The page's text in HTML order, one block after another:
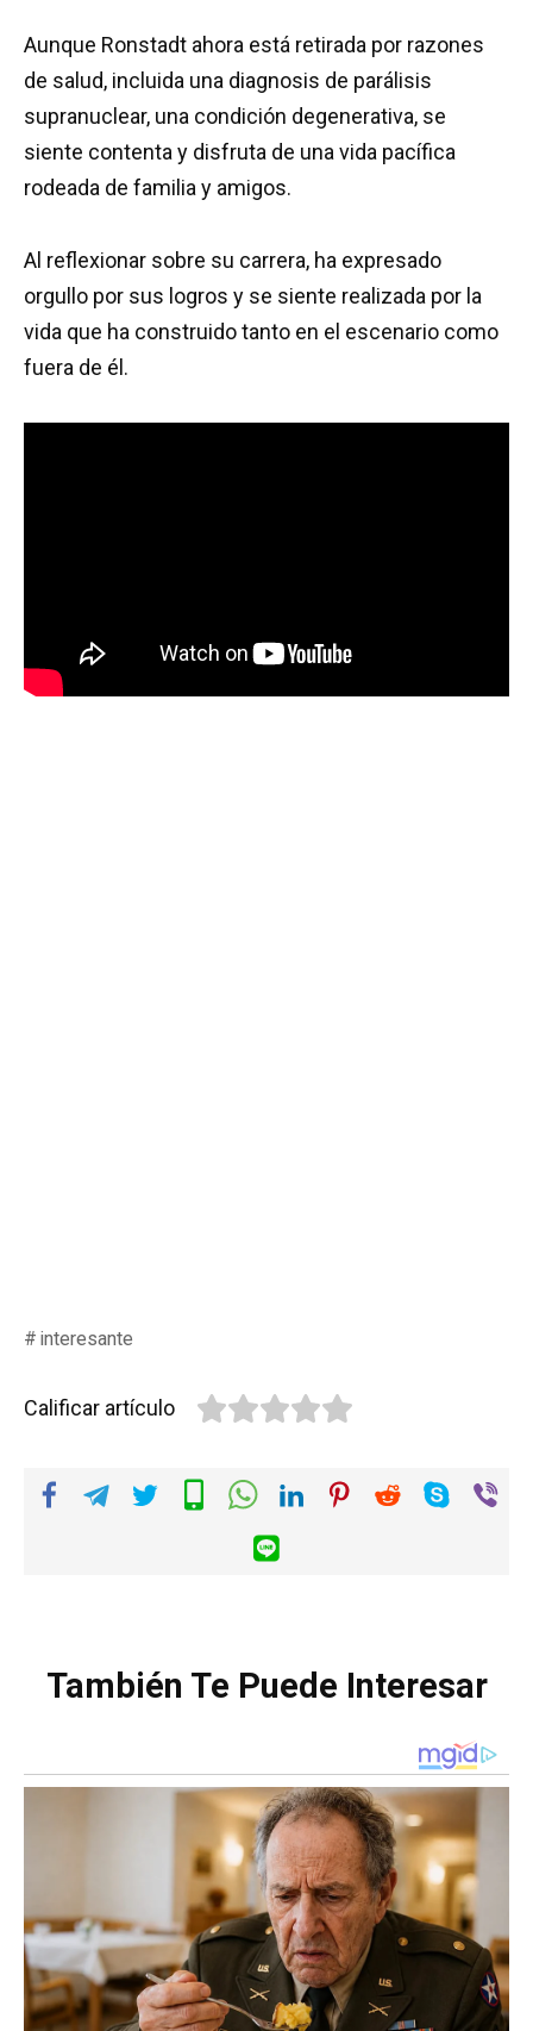
Aunque Ronstadt ahora está retirada por razones
de salud, incluida una diagnosis de parálisis
supranuclear, una condición degenerativa, se
siente contenta y disfruta de una vida pacífica
rodeada de familia y amigos.
Al reflexionar sobre su carrera, ha expresado
orgullo por sus logros y se siente realizada por la
vida que ha construido tanto en el escenario como
fuera de él.
interesante
Calificar artículo
También Te Puede Interesar